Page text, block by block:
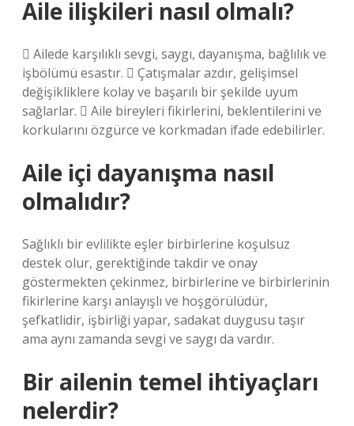
Aile ilişkileri nasıl olmalı?
 Ailede karşılıklı sevgi, saygı, dayanışma, bağlılık ve
işbölümü esastır.  Çatışmalar azdır, gelişimsel
değişikliklere kolay ve başarılı bir şekilde uyum
sağlarlar.  Aile bireyleri fikirlerini, beklentilerini ve
korkularını özgürce ve korkmadan ifade edebilirler.
Aile içi dayanışma nasıl
olmalıdır?
Sağlıklı bir evlilikte eşler birbirlerine koşulsuz
destek olur, gerektiğinde takdir ve onay
göstermekten çekinmez, birbirlerine ve birbirlerinin
fikirlerine karşı anlayışlı ve hoşgörülüdür,
şefkatlidir, işbirliği yapar, sadakat duygusu taşır
ama aynı zamanda sevgi ve saygı da vardır.
Bir ailenin temel ihtiyaçları
nelerdir?